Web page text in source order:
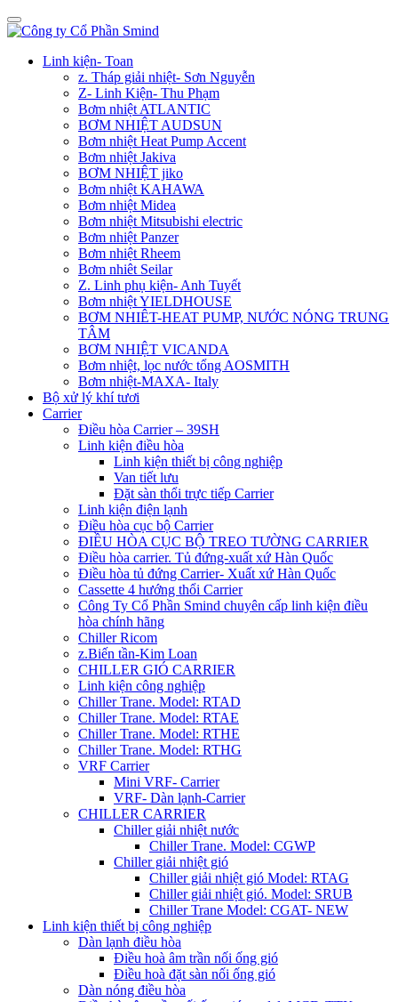
Linh kiện- Toan
z. Tháp giải nhiệt- Sơn Nguyễn
Z- Linh Kiện- Thu Phạm
Bơm nhiệt ATLANTIC
BƠM NHIỆT AUDSUN
Bơm nhiệt Heat Pump Accent
Bơm nhiệt Jakiva
BƠM NHIỆT jiko
Bơm nhiệt KAHAWA
Bơm nhiệt Midea
Bơm nhiệt Mitsubishi electric
Bơm nhiệt Panzer
Bơm nhiệt Rheem
Bơm nhiêt Seilar
Z. Linh phụ kiện- Anh Tuyết
Bơm nhiệt YIELDHOUSE
BƠM NHIÊT-HEAT PUMP, NƯỚC NÓNG TRUNG
TÂM
BƠM NHIỆT VICANDA
Bơm nhiệt, lọc nước tổng AOSMITH
Bơm nhiệt-MAXA- Italy
Bộ xử lý khí tươi
Carrier
Điều hòa Carrier – 39SH
Linh kiện điều hòa
Linh kiện thiết bị công nghiệp
Van tiết lưu
Đặt sàn thổi trực tiếp Carrier
Linh kiện điện lạnh
Điều hòa cục bộ Carrier
ĐIỀU HÒA CỤC BỘ TREO TƯỜNG CARRIER
Điều hòa carrier. Tủ đứng-xuất xứ Hàn Quốc
Điều hòa tủ đứng Carrier- Xuất xứ Hàn Quốc
Cassette 4 hướng thổi Carrier
Công Ty Cổ Phần Smind chuyên cấp linh kiện điều
hòa chính hãng
Chiller Ricom
z.Biến tần-Kim Loan
CHILLER GIÓ CARRIER
Linh kiện công nghiệp
Chiller Trane. Model: RTAD
Chiller Trane. Model: RTAE
Chiller Trane. Model: RTHE
Chiller Trane. Model: RTHG
VRF Carrier
Mini VRF- Carrier
VRF- Dàn lạnh-Carrier
CHILLER CARRIER
Chiller giải nhiệt nước
Chiller Trane. Model: CGWP
Chiller giải nhiệt gió
Chiller giải nhiệt gió Model: RTAG
Chiller giải nhiệt gió. Model: SRUB
Chiller Trane Model: CGAT- NEW
Linh kiện thiết bị công nghiệp
Dàn lạnh điều hòa
Điều hoà âm trần nối ống gió
Điều hoà đặt sàn nối ống gió
Dàn nóng điều hòa